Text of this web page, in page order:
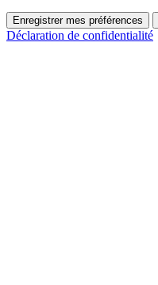
Enregistrer mes préférences
Déclaration de confidentialité